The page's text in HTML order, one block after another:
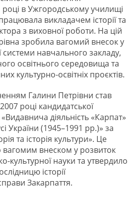
в Ужгородському училищі
викладачем історії та
з виховної роботи. На цій
зробила вагомий внесок у
системи навчального закладу,
освітнього середовища та
культурно-освітніх проєктів.
Галини Петрівни став
році кандидатської
діяльність «Карпат»
України (1945–1991 рр.)» за
та історія культури». Це
вагомим внеском у розвиток
культурної науки та утвердило
історії
Закарпаття.